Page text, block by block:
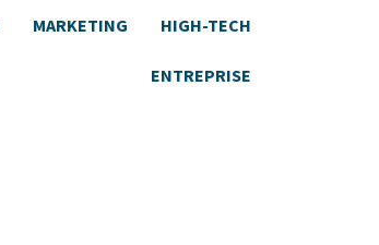
MARKETING HIGH-TECH
ENTREPRISE